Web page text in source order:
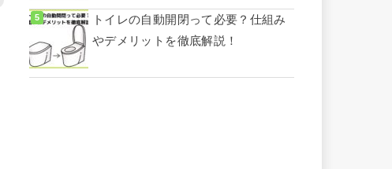
トイレの自動開閉って必要？仕組み
やデメリットを徹底解説！